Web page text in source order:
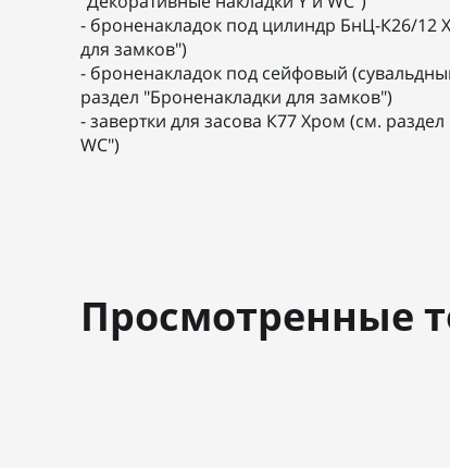
- броненакладок под цилиндр БнЦ-К26/12
для замков")
- броненакладок под сейфовый
раздел "Броненакладки для замков")
- завертки для засова К77 Хром (см.
WC")
Просмотренные